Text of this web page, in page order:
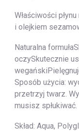
Właściwości
i olejkiem
Naturalna
oczySkutecznie
Sposób użycia:
przetrzyj twarz.
musisz spłukiwać.
Skład: Aqua,